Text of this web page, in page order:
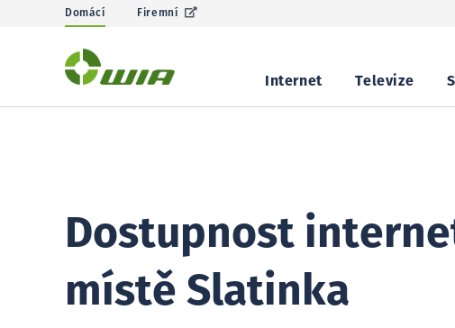
Domácí Firemní
Internet Televize
Dostupnost
místě Slatinka